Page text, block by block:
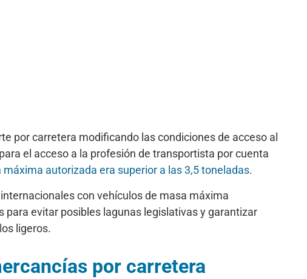
por carretera modificando las condiciones de acceso al
el acceso a la profesión de transportista por cuenta
autorizada era superior a las 3,5 toneladas.
con vehículos de masa máxima
evitar posibles lagunas legislativas y garantizar
ligeros.
por carretera